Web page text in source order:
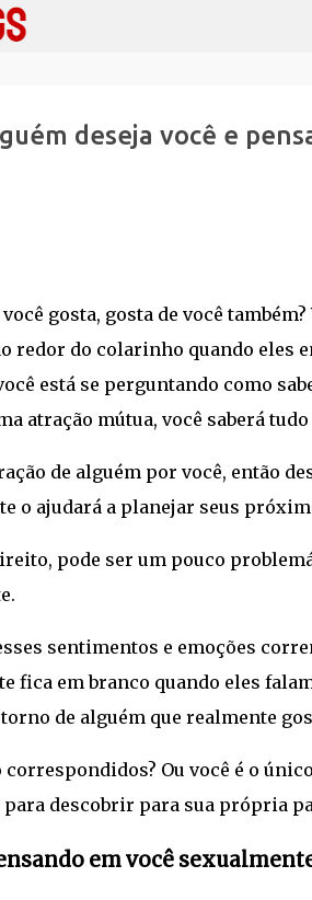
deseja você e
gosta, gosta de você
redor do colarinho quando eles
está se perguntando como
atração mútua, você saberá
de alguém por você, então
o ajudará a planejar seus
pode ser um pouco
sentimentos e emoções
fica em branco quando eles
de alguém que realmente
Ou você é o
para descobrir para sua própria
em você